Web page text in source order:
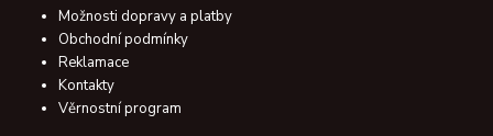
Možnosti dopravy a platby
Obchodní podmínky
Reklamace
Kontakty
Věrnostní program